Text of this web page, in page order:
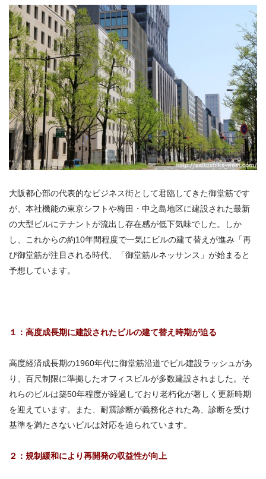
大阪都心部の代表的なビジネス街として君臨してきた御堂筋です
が、本社機能の東京シフトや梅田・中之島地区に建設された最新
の大型ビルにテナントが流出し存在感が低下気味でした。しか
し、これからの約10年間程度で一気にビルの建て替えが進み「再
び御堂筋が注目される時代、「御堂筋ルネッサンス」が始まると
予想しています。
１：高度成長期に建設されたビルの建て替え時期が迫る
高度経済成長期の1960年代に御堂筋沿道でビル建設ラッシュがあ
り、百尺制限に準拠したオフィスビルが多数建設されました。そ
れらのビルは築50年程度が経過しており老朽化が著しく更新時期
を迎えています。また、耐震診断が義務化された為、診断を受け
基準を満たさないビルは対応を迫られています。
２：規制緩和により再開発の収益性が向上